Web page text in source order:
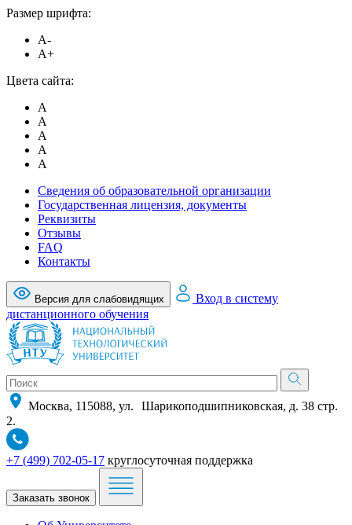
Размер шрифта:
A-
A+
Цвета сайта:
A
A
A
A
A
Сведения об образовательной организации
Государственная лицензия, документы
Реквизиты
Отзывы
FAQ
Контакты
Версия для слабовидящих
Вход в систему
дистанционного обучения
Москва, 115088, ул. Шарикоподшипниковская, д. 38 стр.
2.
+7 (499) 702-05-17 круглосуточная поддержка
Заказать звонок